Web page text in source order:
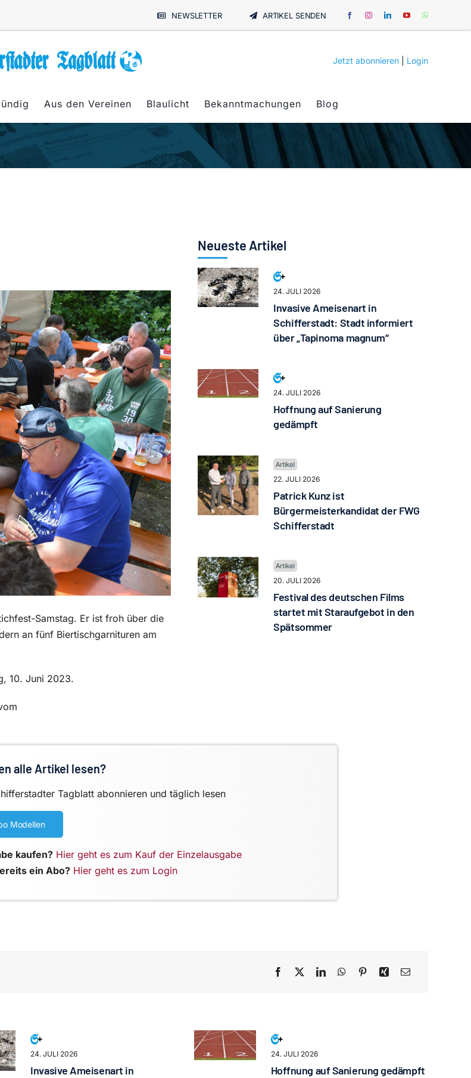
NEWSLETTER ARTIKEL SENDEN
Jetzt abonnieren Login
Aus den Vereinen Blaulicht Bekanntmachungen Blog
Samstag. Er ist froh über die
an fünf Biertischgarnituren am
10. Juni 2023.
Neueste Artikel
24. JULI 2026
Invasive Ameisenart in
Schifferstadt: Stadt informiert
über „Tapinoma magnum“
24. JULI 2026
Hoffnung auf Sanierung
gedämpft
22. JULI 2026
Patrick Kunz ist
Bürgermeisterkandidat der FWG
Schifferstadt
20. JULI 2026
Festival des deutschen Films
startet mit Staraufgebot in den
Spätsommer
alle Artikel lesen?
Tagblatt abonnieren und täglich lesen
Modellen
kaufen? Hier geht es zum Kauf der Einzelausgabe
ein Abo? Hier geht es zum Login
24. JULI 2026
Invasive Ameisenart in
24. JULI 2026
Hoffnung auf Sanierung gedämpft